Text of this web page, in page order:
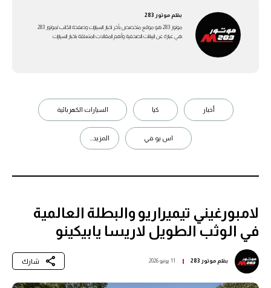
بقلمموتور 283
موتور 283 هو موقع متخصص بأخر اخبار السيارات وصفحة الكاتب لموتور 283
هي عبارة عن اليبانات الصحفية وأهم المقالات المتعلقة باخبار السيارات
أخبار كيا السيارات الكهربائية
اس يو في المزيد...
لامبورغيني تيميراريو والبطلة العالمية
في الوثب الطويل لاريسا يابيكينو
بقلمموتور 283 11 يونيو 2026 شارك